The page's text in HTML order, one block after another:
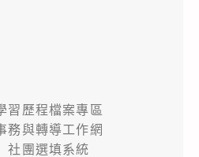
習歷程檔案專區
務與轉導工作網
社團選填系統